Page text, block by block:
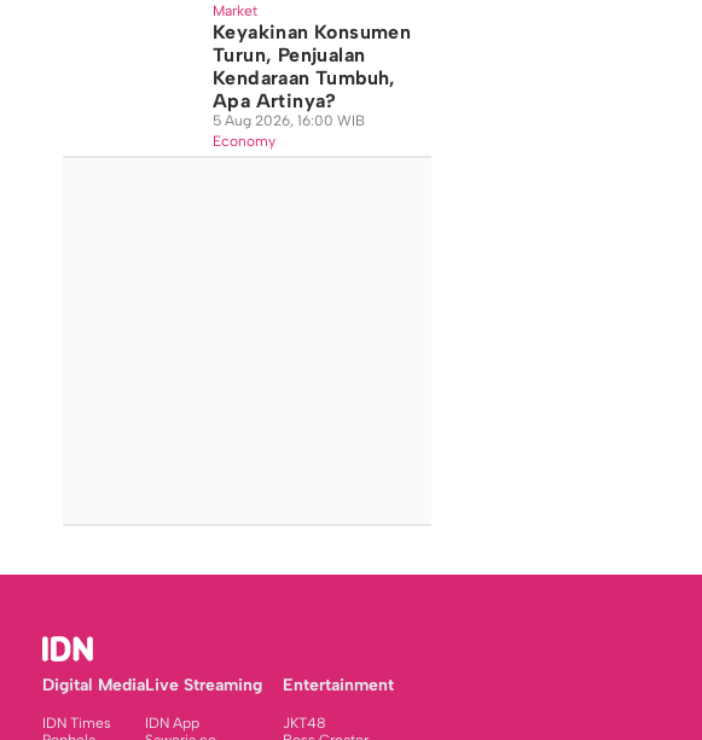
Market
Keyakinan Konsumen
Turun, Penjualan
Kendaraan Tumbuh,
Apa Artinya?
5 Aug 2026, 16:00 WIB
Economy
Digital Media
IDN Times
Live Streaming
IDN App
Entertainment
JKT48